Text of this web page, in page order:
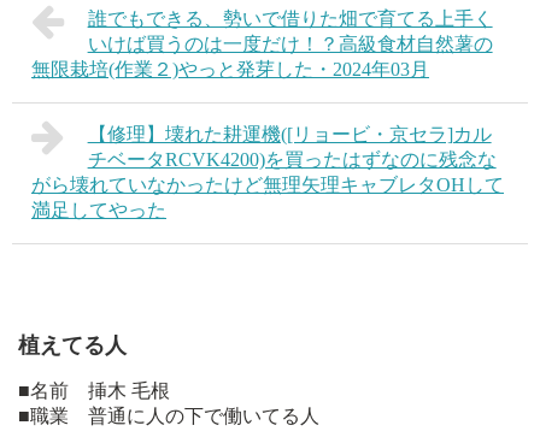
誰でもできる、勢いで借りた畑で育てる上手く
いけば買うのは一度だけ！？高級食材自然薯の
無限栽培(作業２)やっと発芽した・2024年03月
【修理】壊れた耕運機([リョービ・京セラ]カル
チベータRCVK4200)を買ったはずなのに残念な
がら壊れていなかったけど無理矢理キャブレタOHして
満足してやった
植えてる人
■名前 挿木 毛根
■職業 普通に人の下で働いてる人